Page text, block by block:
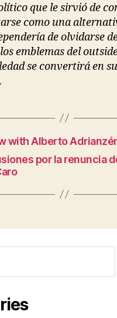
que le sirvió de
como una
de olvidarse
emblemas del
se convertirá en
with Alberto
por la renuncia